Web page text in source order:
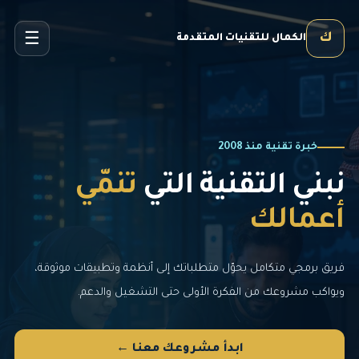
ك الكمال للتقنيات المتقدمة ☰
خبرة تقنية منذ 2008
نبني التقنية التي تنمّي
أعمالك
فريق برمجي متكامل يحوّل متطلباتك إلى أنظمة وتطبيقات موثوقة،
ويواكب مشروعك من الفكرة الأولى حتى التشغيل والدعم.
ابدأ مشروعك معنا ←